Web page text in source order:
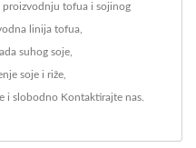
proizvodnju tofua i sojinog
linija tofua,
suhog soje,
soje i riže,
i slobodno Kontaktirajte nas.